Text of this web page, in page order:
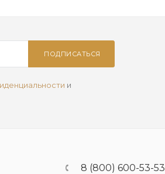
ПОДПИСАТЬСЯ
и
8 (800) 600-53-53